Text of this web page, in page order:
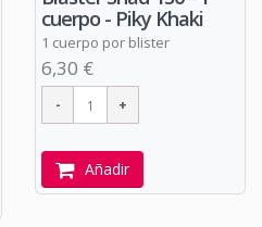
cuerpo - Piky Khaki
1 cuerpo por blister
6,30 €
Añadir